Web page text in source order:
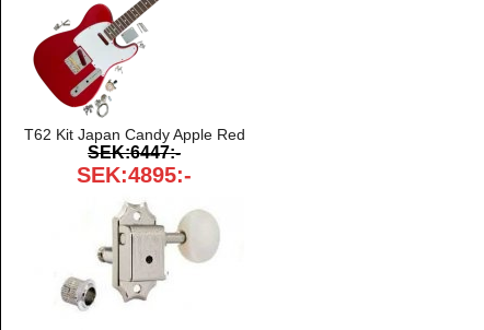
T62 Kit Japan Candy Apple Red
SEK:6447:-
SEK:4895:-